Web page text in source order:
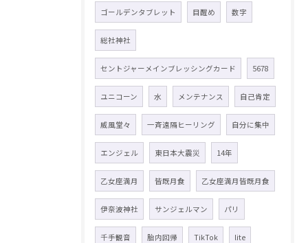
ゴールデンタブレット 目醒め 数字
総社神社
セントジャーメインブレッシングカード 5678
ユニコーン 水 メンテナンス 自己肯定
威風堂々 一斉遠隔ヒーリング 自分に集中
エンジェル 東日本大震災 14年
乙女座満月 皆既月食 乙女座満月皆既月食
伊奈波神社 サンジェルマン パリ
千手観音 胎内回帰 TikTok lite